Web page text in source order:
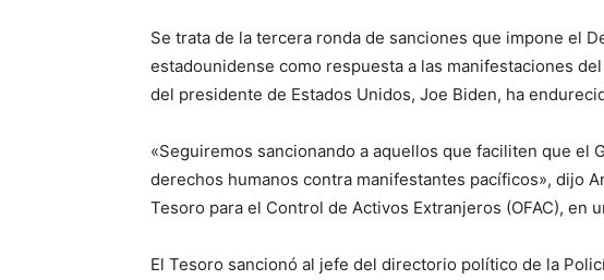
Se trata de la tercera ronda de sanciones que impone el
estadounidense como respuesta a las manifestaciones
del presidente de Estados Unidos, Joe Biden, ha
«Seguiremos sancionando a aquellos que faciliten que el
derechos humanos contra manifestantes pacíficos», dijo
Tesoro para el Control de Activos Extranjeros (OFAC), en
El Tesoro sancionó al jefe del directorio político de la